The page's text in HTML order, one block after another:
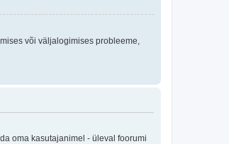
või väljalogimises probleeme,
oma kasutajanimel - üleval foorumi